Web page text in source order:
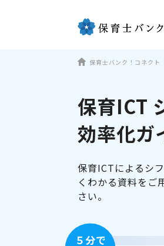
保育士バンク！コネクト
保育ICT
効率化ガ
保育ICTによるシ
くわかる資料をご
さい。
５分で